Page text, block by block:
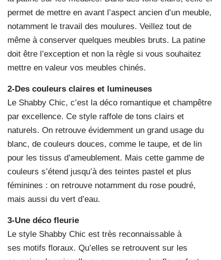
permet de mettre en avant l’aspect ancien d’un meuble,
notamment le travail des moulures. Veillez tout de
même à conserver quelques meubles bruts. La patine
doit être l’exception et non la règle si vous souhaitez
mettre en valeur vos meubles chinés.
2-Des couleurs claires et lumineuses
Le Shabby Chic, c’est la déco romantique et champêtre
par excellence. Ce style raffole de tons clairs et
naturels. On retrouve évidemment un grand usage du
blanc, de couleurs douces, comme le taupe, et de lin
pour les tissus d’ameublement. Mais cette gamme de
couleurs s’étend jusqu’à des teintes pastel et plus
féminines : on retrouve notamment du rose poudré,
mais aussi du vert d’eau.
3-Une déco fleurie
Le style Shabby Chic est très reconnaissable à
ses motifs floraux. Qu’elles se retrouvent sur les